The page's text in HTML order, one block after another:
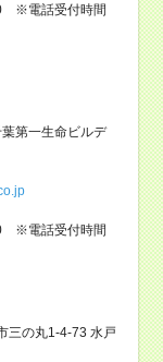
※電話受付時間
第一生命ビルデ
※電話受付時間
の丸1-4-73 水戸